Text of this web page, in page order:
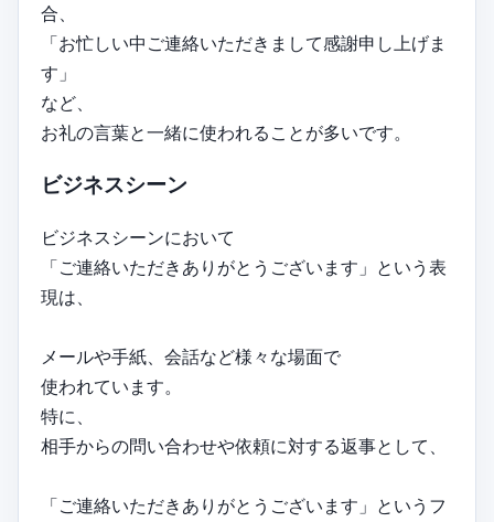
合、
「お忙しい中ご連絡いただきまして感謝申し上げま
す」
など、
お礼の言葉と一緒に使われることが多いです。
ビジネスシーン
ビジネスシーンにおいて
「ご連絡いただきありがとうございます」という表
現は、
メールや手紙、会話など様々な場面で
使われています。
特に、
相手からの問い合わせや依頼に対する返事として、
「ご連絡いただきありがとうございます」というフ